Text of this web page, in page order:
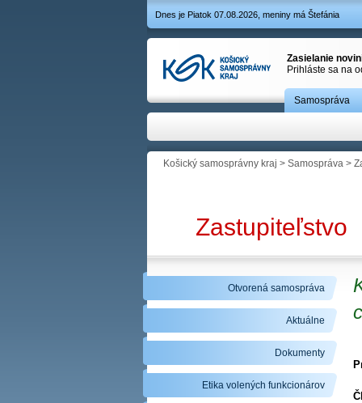
Dnes je Piatok 07.08.2026, meniny má Štefánia
Zasielanie
Prihláste sa na
Samospráva
Košický samosprávny kraj > Samospráva >
Zastupiteľstvo
Otvorená samospráva
Aktuálne
Dokumenty
Etika volených funkcionárov